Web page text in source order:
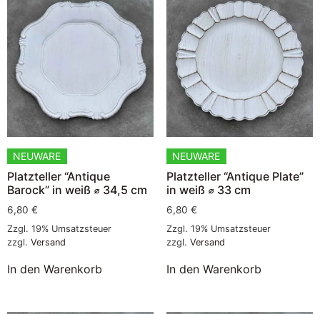
NEUWARE
Platzteller “Antique
Barock” in weiß ⌀ 34,5 cm
6,80 €
Zzgl. 19% Umsatzsteuer
zzgl. Versand
In den Warenkorb
NEUWARE
Platzteller “Antique Plate”
in weiß ⌀ 33 cm
6,80 €
Zzgl. 19% Umsatzsteuer
zzgl. Versand
In den Warenkorb